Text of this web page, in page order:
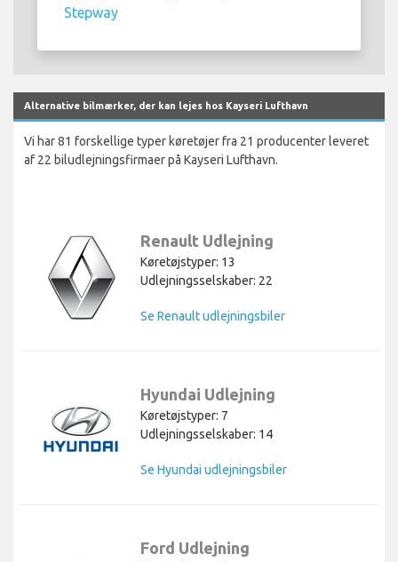
Stepway
Alternative bilmærker, der kan lejes hos Kayseri Lufthavn
Vi har 81 forskellige typer køretøjer fra 21 producenter leveret
af 22 biludlejningsfirmaer på Kayseri Lufthavn.
Renault Udlejning
Køretøjstyper: 13
Udlejningsselskaber: 22
Se Renault udlejningsbiler
Hyundai Udlejning
Køretøjstyper: 7
Udlejningsselskaber: 14
Se Hyundai udlejningsbiler
Ford Udlejning